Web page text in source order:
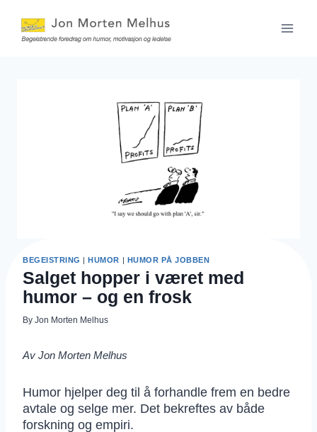
content
BEGEISTRING |HUMOR | HUMOR PÅ JOBBEN
Salget hopper i været med
humor – og en frosk
By Jon Morten Melhus
Av Jon Morten Melhus
Humor hjelper deg til å forhandle frem en bedre
avtale og selge mer. Det bekreftes av både
forskning og empiri.